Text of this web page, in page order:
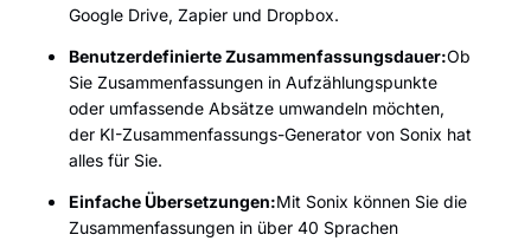
Google Drive, Zapier und Dropbox.
Benutzerdefinierte Zusammenfassungsdauer:Ob
Sie Zusammenfassungen in Aufzählungspunkte
oder umfassende Absätze umwandeln möchten,
der KI-Zusammenfassungs-Generator von Sonix hat
alles für Sie.
Einfache Übersetzungen:Mit Sonix können Sie die
Zusammenfassungen in über 40 Sprachen